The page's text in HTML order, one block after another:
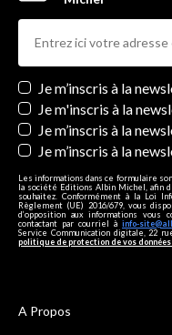
Newsletters
Je m’inscris à la
Je m'inscris à la
Je m’inscris à la
Je m’inscris à la
Les informations dans ce formulaire
la société Editions Albin Michel, afin
souhaitez. Conformément à la Loi
Règlement (UE) 2016/679, vous
d’opposition aux informations vous
contactant par courriel à info-
Service Communication digitale, 22
politique de protection de vos
A Propos